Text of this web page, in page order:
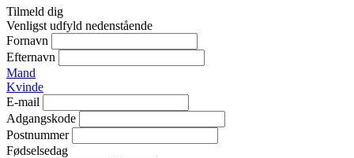
Tilmeld dig
Venligst udfyld nedenstående
Fornavn
Efternavn
Mand
Kvinde
E-mail
Adgangskode
Postnummer
Fødselsedag